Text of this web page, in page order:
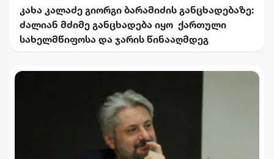
კახა კალაძე გიორგი ბარამიძის განცხადებაზე:
ძალიან მძიმე განცხადება იყო ქართული
სახელმწიფოსა და ჯარის წინააღმდეგ